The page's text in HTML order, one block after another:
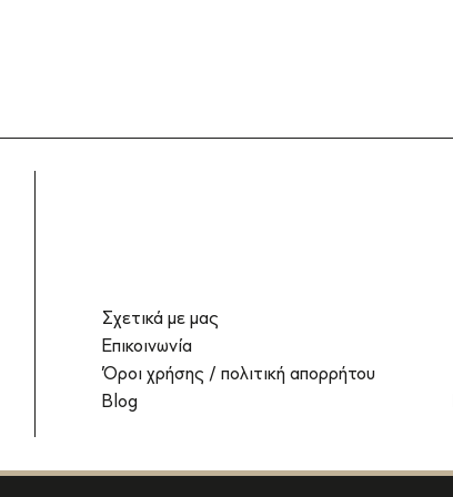
Σχετικά με μας
Επικοινωνία
Όροι χρήσης / πολιτική απορρήτου
Blog